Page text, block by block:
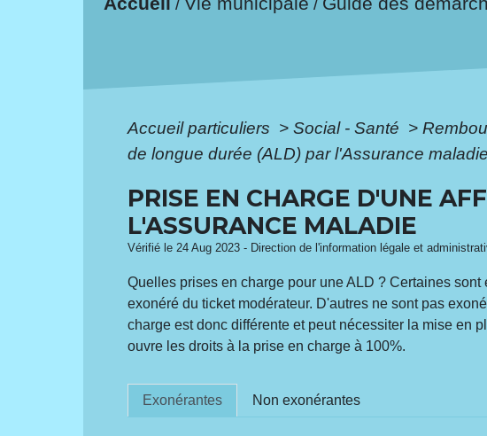
/ /
Accueil particuliers > Social - Santé >
de longue durée (ALD) par l'Assurance maladie
PRISE EN CHARGE D'UNE
L'ASSURANCE MALADIE
Vérifié le 24 Aug 2023 - Direction de l'information légale et
Quelles prises en charge pour une ALD ? Certaines
exonéré du ticket modérateur. D'autres ne sont pas
charge est donc différente et peut nécessiter la mise en
ouvre les droits à la prise en charge à 100%.
Exonérantes Non exonérantes